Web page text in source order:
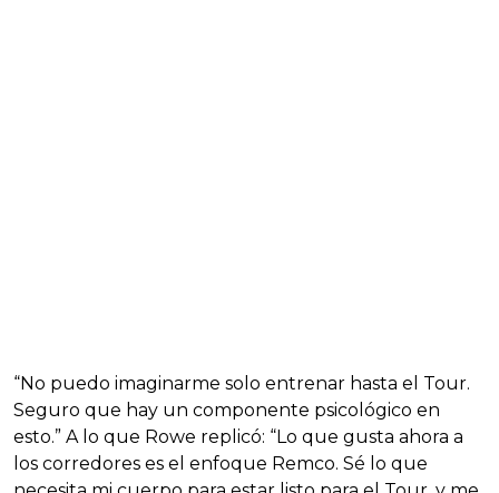
“No puedo imaginarme solo entrenar hasta el Tour.
Seguro que hay un componente psicológico en
esto.” A lo que Rowe replicó: “Lo que gusta ahora a
los corredores es el enfoque Remco. Sé lo que